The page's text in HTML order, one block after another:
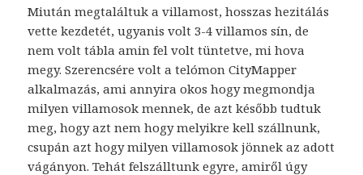
Miután megtaláltuk a villamost, hosszas hezitálás
vette kezdetét, ugyanis volt 3-4 villamos sín, de
nem volt tábla amin fel volt tüntetve, mi hova
megy. Szerencsére volt a telómon CityMapper
alkalmazás, ami annyira okos hogy megmondja
milyen villamosok mennek, de azt később tudtuk
meg, hogy azt nem hogy melyikre kell szállnunk,
csupán azt hogy milyen villamosok jönnek az adott
vágányon. Tehát felszálltunk egyre, amiről úgy